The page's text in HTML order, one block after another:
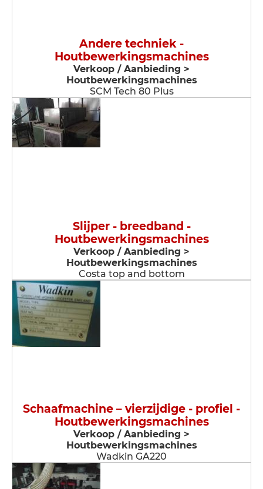
Andere techniek -
Houtbewerkingsmachines
Verkoop / Aanbieding >
Houtbewerkingsmachines
SCM Tech 80 Plus
Slijper - breedband -
Houtbewerkingsmachines
Verkoop / Aanbieding >
Houtbewerkingsmachines
Costa top and bottom
Schaafmachine – vierzijdige - profiel -
Houtbewerkingsmachines
Verkoop / Aanbieding >
Houtbewerkingsmachines
Wadkin GA220